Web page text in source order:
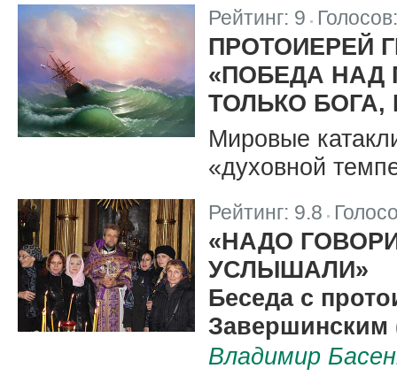
Рейтинг: 9
ПРОТОИЕРЕЙ
«ПОБЕДА НАД
ТОЛЬКО БОГА,
Мировые
«духовной
Рейтинг: 9.8 |
«НАДО
УСЛЫШАЛИ»
Беседа с
Завершинским
Владимир